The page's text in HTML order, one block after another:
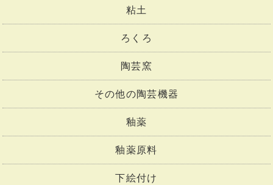
粘土
ろくろ
陶芸窯
その他の陶芸機器
釉薬
釉薬原料
下絵付け